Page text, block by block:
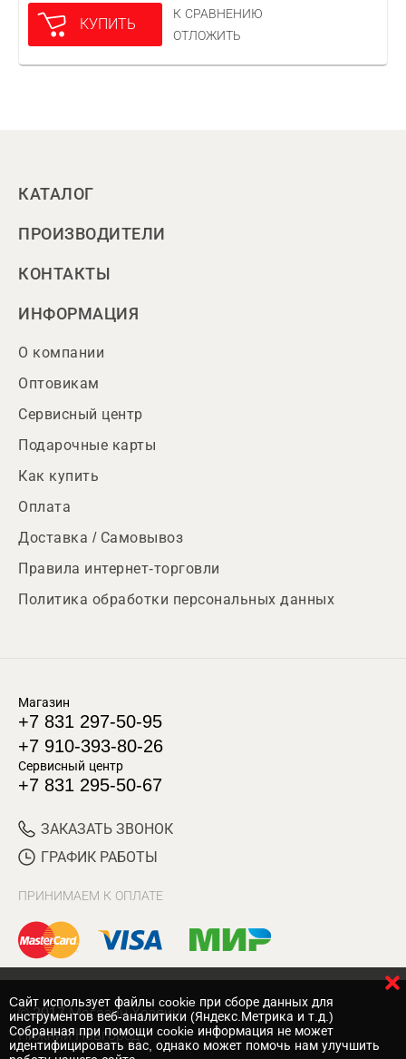
КУПИТЬ
К СРАВНЕНИЮ
ОТЛОЖИТЬ
КАТАЛОГ
ПРОИЗВОДИТЕЛИ
КОНТАКТЫ
ИНФОРМАЦИЯ
О компании
Оптовикам
Сервисный центр
Подарочные карты
Как купить
Оплата
Доставка / Самовывоз
Правила интернет-торговли
Политика обработки персональных данных
Магазин
+7 831 297-50-95
+7 910-393-80-26
Сервисный центр
+7 831 295-50-67
ЗАКАЗАТЬ ЗВОНОК
ГРАФИК РАБОТЫ
ПРИНИМАЕМ К ОПЛАТЕ
© 2017 Магазин Хозяин
Нижний Новгород
Cайт использует файлы cookie при сборе данных для
инструментов веб-аналитики (Яндекс.Метрика и т.д.)
Собранная при помощи cookie информация не может
идентифицировать вас, однако может помочь нам улучшить